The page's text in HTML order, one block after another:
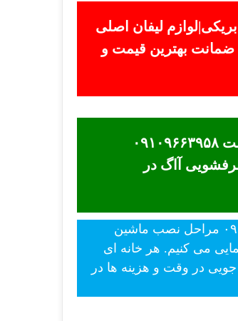
لیفان اصلی
بازار چراغ برق با ضمانت بهترین قیمت و
ماشین ظرفشویی آاگ - قیمت بدونه واسطه ماشین ظرفشویی آاگ در نمایندگی ااگ برتر ضمانت بهترین قیمت ۰۹۱۰۹۶۶۳۹۵۸
آاگ در
- قیمت بدونه واسطه ماشین لباسشویی آاگ در نمایندگی ااگ برتر ضمانت بهترین قیمت ۰۹۱۰۹۶۶۳۹۵۸ مراحل نصب ماشین
می کنیم. هر خانه ای
در وقت و هزینه ها در